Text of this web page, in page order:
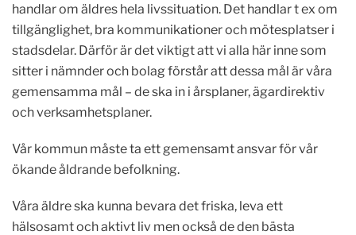
handlar om äldres hela livssituation. Det handlar t ex om
tillgänglighet, bra kommunikationer och mötesplatser i
stadsdelar. Därför är det viktigt att vi alla här inne som
sitter i nämnder och bolag förstår att dessa mål är våra
gemensamma mål – de ska in i årsplaner, ägardirektiv
och verksamhetsplaner.
Vår kommun måste ta ett gemensamt ansvar för vår
ökande åldrande befolkning.
Våra äldre ska kunna bevara det friska, leva ett
hälsosamt och aktivt liv men också de den bästa